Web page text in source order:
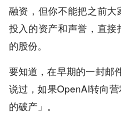
融资，但你不能把之前
投入的资产和声誉，直接
的股份。
要知道，在早期的一封邮
说过，如果OpenAI转向
的破产」。